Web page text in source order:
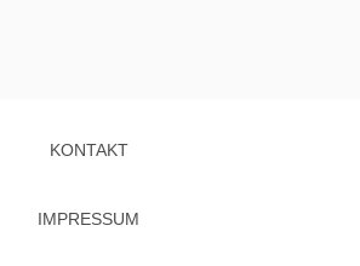
KONTAKT
IMPRESSUM